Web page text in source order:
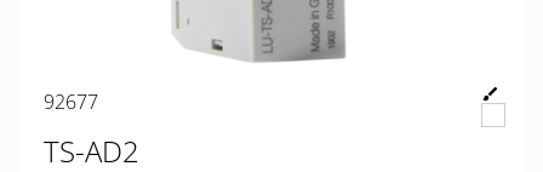
92677
TS-AD2